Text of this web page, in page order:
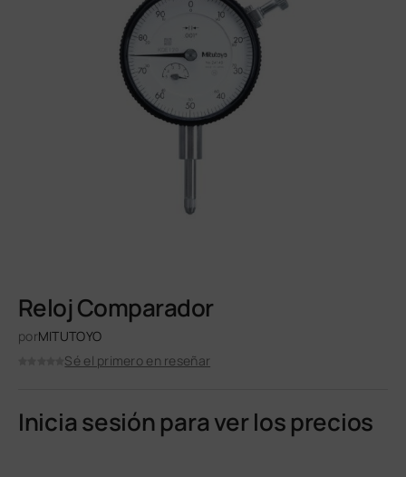
Reloj Comparador
porMITUTOYO
Sé el primero en reseñar
Inicia sesión para ver los precios